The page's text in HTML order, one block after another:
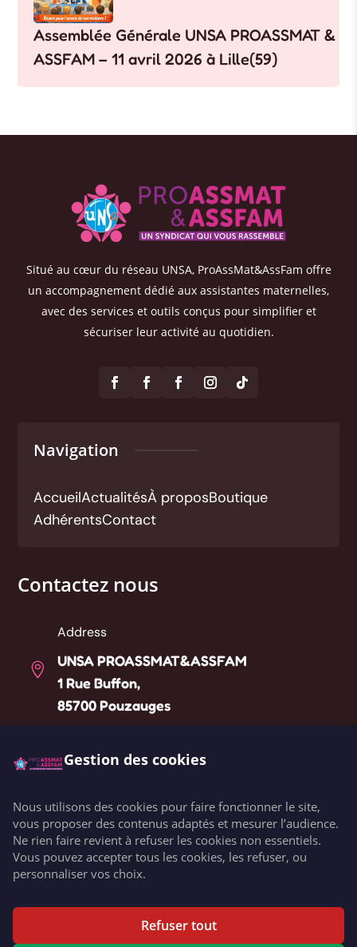
Assemblée Générale UNSA PROASSMAT &
ASSFAM – 11 avril 2026 à Lille(59)
Situé au cœur du réseau UNSA, ProAssMat&AssFam offre
un accompagnement dédié aux assistantes maternelles,
avec des services et outils conçus pour simplifier et
sécuriser leur activité au quotidien.
Navigation
AccueilActualitésÀ proposBoutique
AdhérentsContact
Contactez nous

Address
UNSA PROASSMAT&ASSFAM
1 Rue Buffon,
85700 Pouzauges

Téléphone

Email
contact@unsaproassmat.org
reserved.
Gestion des cookies
Nous utilisons des cookies pour faire fonctionner le site,
vous proposer des contenus adaptés et mesurer l’audience.
Ne rien faire revient à refuser les cookies non essentiels.
Vous pouvez accepter tous les cookies, les refuser, ou
personnaliser vos choix.
Refuser tout